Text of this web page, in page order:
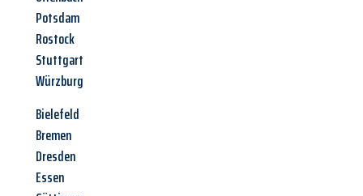
Potsdam
Rostock
Stuttgart
Würzburg
Bielefeld
Bremen
Dresden
Essen